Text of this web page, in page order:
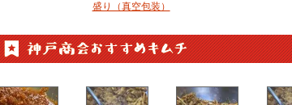
盛り（真空包装）